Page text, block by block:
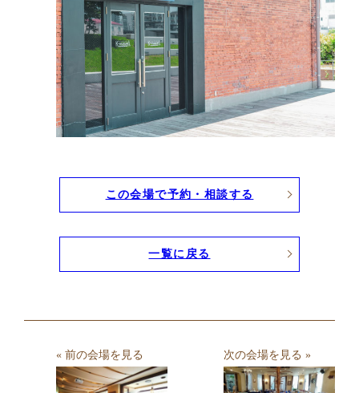
この会場で予約・相談する
一覧に戻る
« 前の会場を見る 次の会場を見る »